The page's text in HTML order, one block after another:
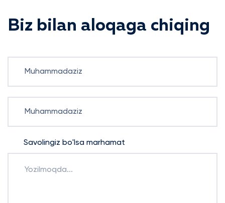
Biz bilan aloqaga chiqing
Savolingiz bo'lsa marhamat